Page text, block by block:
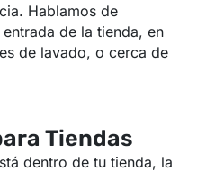
Hablamos de
de la tienda, en
de lavado, o cerca de
Tiendas
dentro de tu tienda, la